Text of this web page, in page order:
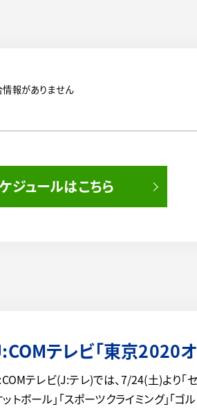
情報がありません
ジュールはこちら
テレビ「東京2020オ
テレビ(J:テレ)では、7/24(土)より「セ
トボール」「スポーツクライミング」「